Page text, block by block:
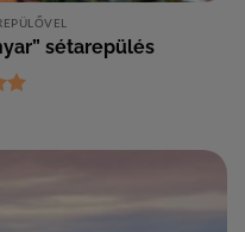
sétarepülés